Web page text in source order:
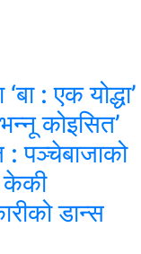
: एक योद्धा’
कोइसित’
: पञ्चेबाजाको
केकी
डान्स